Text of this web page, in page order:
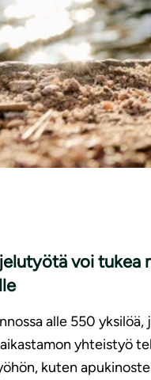
voi tukea
alle 550
yhteistyö
kuten